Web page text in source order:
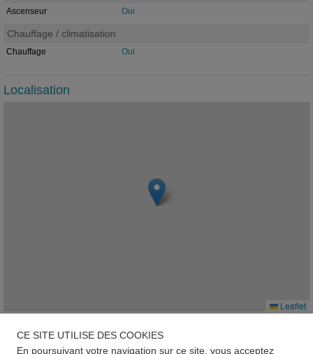
Ascenseur Oui
Chauffage / climatisation
Chauffage Oui
Localisation
Leaflet
Menton
CE SITE UTILISE DES COOKIES
En poursuivant votre navigation sur ce site, vous acceptez